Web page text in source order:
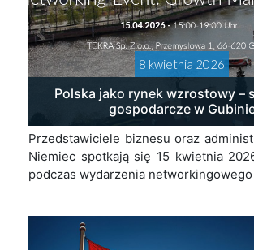
8 kwietnia 2026
Polska jako rynek wzrostowy –
gospodarcze w
Przedstawiciele biznesu oraz
Niemiec spotkają się 15 kwietnia
podczas wydarzenia